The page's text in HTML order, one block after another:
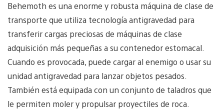
Behemoth es una enorme y robusta máquina de clase de
transporte que utiliza tecnología antigravedad para
transferir cargas preciosas de máquinas de clase
adquisición más pequeñas a su contenedor estomacal.
Cuando es provocada, puede cargar al enemigo o usar su
unidad antigravedad para lanzar objetos pesados.
También está equipada con un conjunto de taladros que
le permiten moler y propulsar proyectiles de roca.